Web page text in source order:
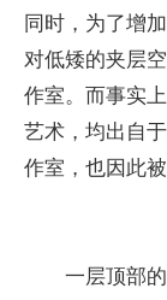
同时，为了增
对低矮的夹层
作室。而事实
艺术，均出自
作室，也因此
一层顶部